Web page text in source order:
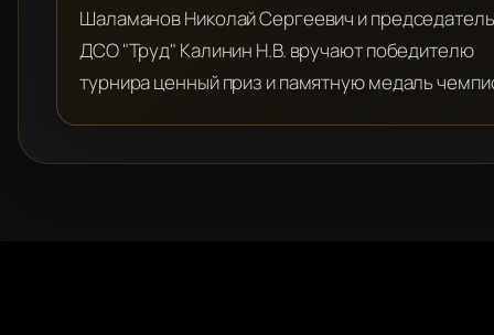
Шаламанов Николай Сергеевич и
ДСО "Труд" Калинин Н.В. вручают победителю
турнира ценный приз и памятную медаль